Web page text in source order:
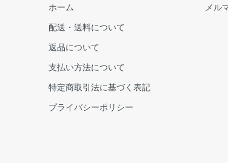
ホーム
配送・送料について
返品について
支払い方法について
特定商取引法に基づく表記
プライバシーポリシー
メル